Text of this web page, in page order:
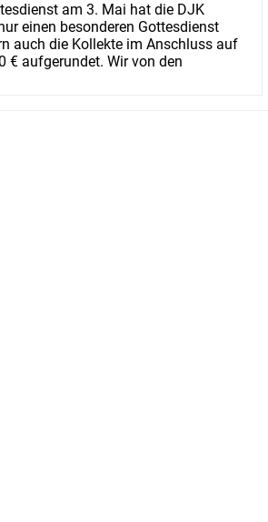
am 3. Mai hat die DJK
einen besonderen Gottesdienst
auch die Kollekte im Anschluss auf
€ aufgerundet. Wir von den